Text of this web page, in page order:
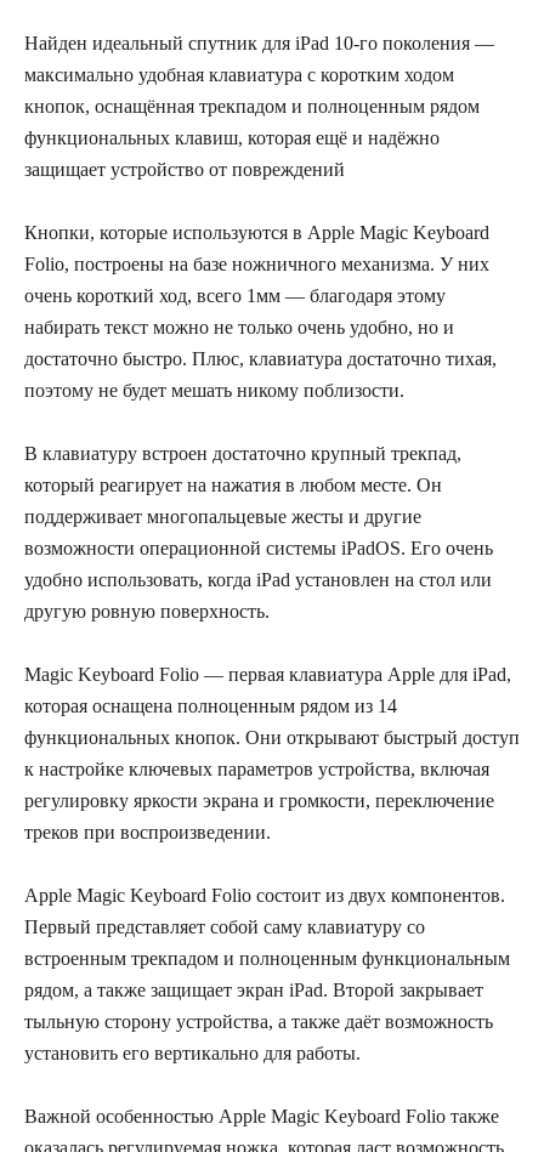
Найден идеальный спутник для iPad 10-го поколения —
максимально удобная клавиатура с коротким ходом
кнопок, оснащённая трекпадом и полноценным рядом
функциональных клавиш, которая ещё и надёжно
защищает устройство от повреждений
Кнопки, которые используются в Apple Magic Keyboard
Folio, построены на базе ножничного механизма. У них
очень короткий ход, всего 1мм — благодаря этому
набирать текст можно не только очень удобно, но и
достаточно быстро. Плюс, клавиатура достаточно тихая,
поэтому не будет мешать никому поблизости.
В клавиатуру встроен достаточно крупный трекпад,
который реагирует на нажатия в любом месте. Он
поддерживает многопальцевые жесты и другие
возможности операционной системы iPadOS. Его очень
удобно использовать, когда iPad установлен на стол или
другую ровную поверхность.
Magic Keyboard Folio — первая клавиатура Apple для iPad,
которая оснащена полноценным рядом из 14
функциональных кнопок. Они открывают быстрый доступ
к настройке ключевых параметров устройства, включая
регулировку яркости экрана и громкости, переключение
треков при воспроизведении.
Apple Magic Keyboard Folio состоит из двух компонентов.
Первый представляет собой саму клавиатуру со
встроенным трекпадом и полноценным функциональным
рядом, а также защищает экран iPad. Второй закрывает
тыльную сторону устройства, а также даёт возможность
установить его вертикально для работы.
Важной особенностью Apple Magic Keyboard Folio также